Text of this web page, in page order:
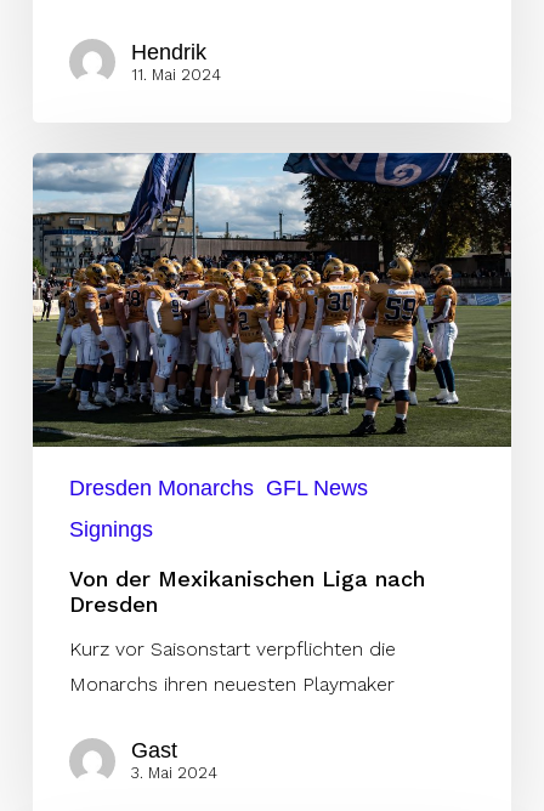
Hendrik
11. Mai 2024
Von
der
Mexikanischen
Liga
nach
Dresden
Dresden Monarchs GFL News
Signings
Von der Mexikanischen Liga nach
Dresden
Kurz vor Saisonstart verpflichten die
Monarchs ihren neuesten Playmaker
Gast
3. Mai 2024